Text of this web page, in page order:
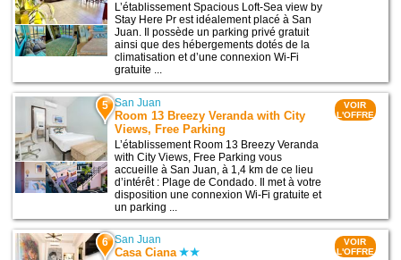
L’établissement Spacious Loft-Sea view by
Stay Here Pr est idéalement placé à San
Juan. Il possède un parking privé gratuit
ainsi que des hébergements dotés de la
climatisation et d’une connexion Wi-Fi
gratuite ...
5 San Juan
Room 13 Breezy Veranda with City
Views, Free Parking
L’établissement Room 13 Breezy Veranda
with City Views, Free Parking vous
accueille à San Juan, à 1,4 km de ce lieu
d’intérêt : Plage de Condado. Il met à votre
disposition une connexion Wi-Fi gratuite et
un parking ...
VOIR
L'OFFRE
6 San Juan
Casa Ciana
VOIR
L'OFFRE